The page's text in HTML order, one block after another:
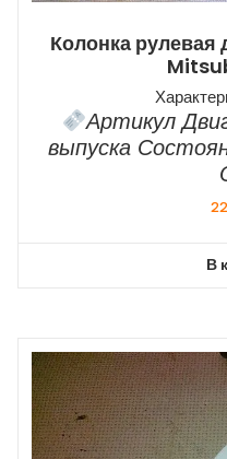
Колонка
Артикул
выпуска
В